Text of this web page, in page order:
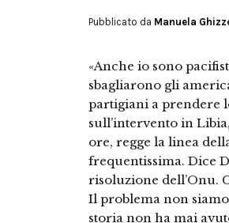
Pubblicato da Manuela
«Anche io sono
sbagliarono gli
partigiani a prendere
sull’intervento in
ore, regge la linea
frequentissima. Dice
risoluzione dell’Onu.
Il problema non
storia non ha mai